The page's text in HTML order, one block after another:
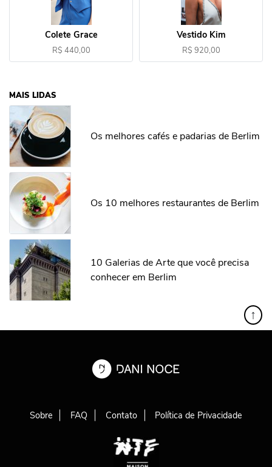
Colete Grace
R$ 440,00
Vestido Kim
R$ 920,00
MAIS LIDAS
Os melhores cafés e padarias de Berlim
Os 10 melhores restaurantes de Berlim
10 Galerias de Arte que você precisa
conhecer em Berlim
↑
Sobre FAQ Contato Política de Privacidade